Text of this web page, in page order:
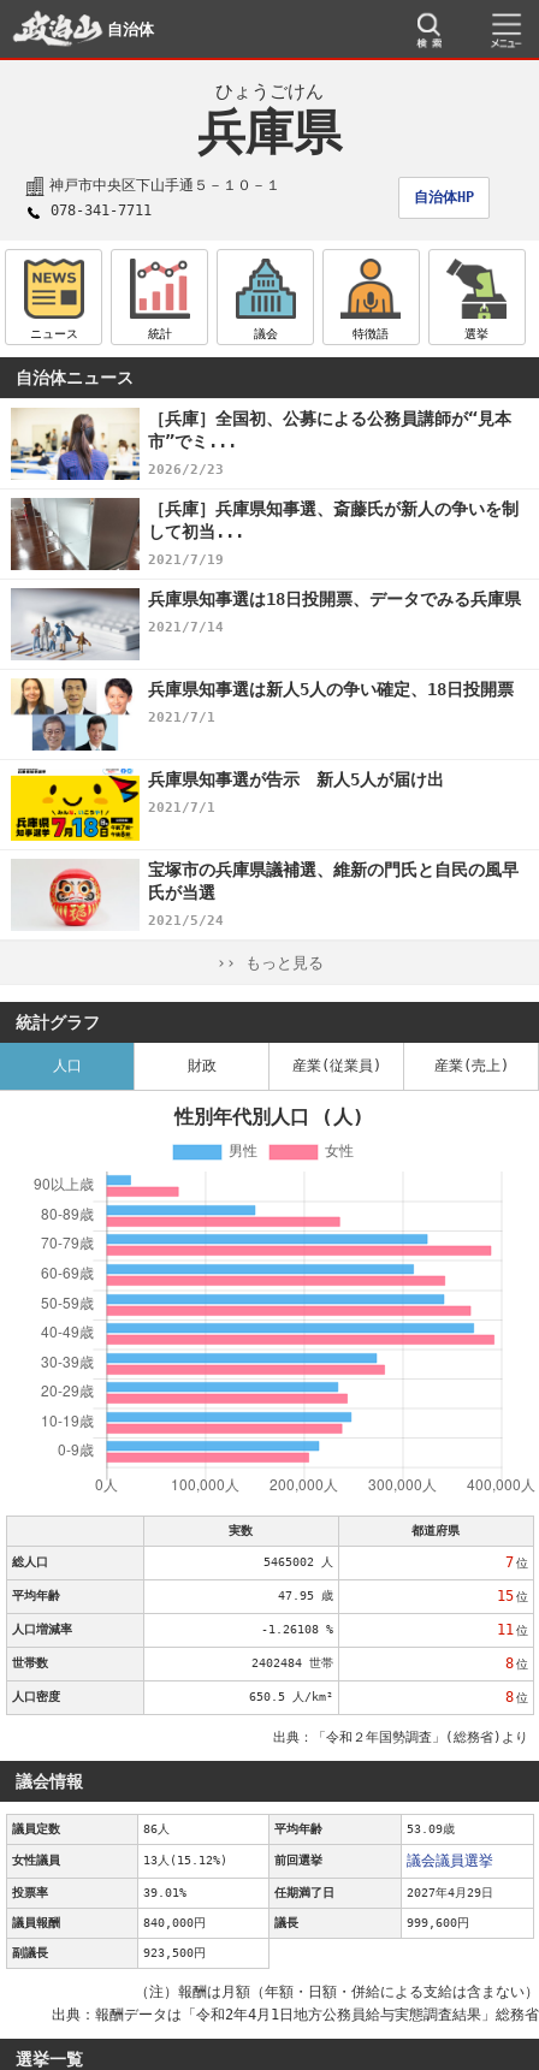
自治体
ひょうごけん
兵庫県
神戸市中央区下山手通５－１０－１
自治体HP
078-341-7711
ニュース 統計 議会 特徴語 選挙
自治体ニュース
［兵庫］全国初、公募による公務員講師が“見本
市”でミ...
2026/2/23
［兵庫］兵庫県知事選、斎藤氏が新人の争いを制
して初当...
2021/7/19
兵庫県知事選は18日投開票、データでみる兵庫県
2021/7/14
兵庫県知事選は新人5人の争い確定、18日投開票
2021/7/1
兵庫県知事選が告示 新人5人が届け出
2021/7/1
宝塚市の兵庫県議補選、維新の門氏と自民の風早
氏が当選
2021/5/24
›› もっと見る
統計グラフ
人口 財政 産業(従業員) 産業(売上)
性別年代別人口 (人)
実数 都道府県
総人口 5465002 人 7 位
平均年齢 47.95 歳 15 位
人口増減率 -1.26108 % 11 位
世帯数 2402484 世帯 8 位
人口密度 650.5 人/km² 8 位
出典：「令和２年国勢調査」(総務省)より
議会情報
議員定数 86人 平均年齢 53.09歳
女性議員 13人(15.12%) 前回選挙 議会議員選挙
投票率 39.01% 任期満了日 2027年4月29日
議員報酬 840,000円 議長 999,600円
副議長 923,500円
（注）報酬は月額（年額・日額・併給による支給は含まない）
出典：報酬データは「令和2年4月1日地方公務員給与実態調査結果」総務省
選挙一覧